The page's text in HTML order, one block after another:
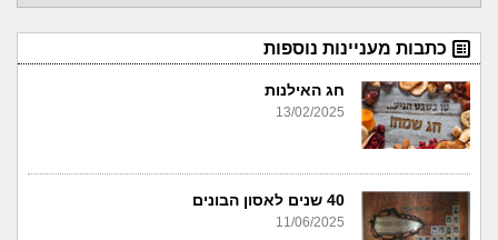
כתבות מעניינות נוספות
חג האילנות
13/02/2025
40 שנים לאסון הבונים
11/06/2025